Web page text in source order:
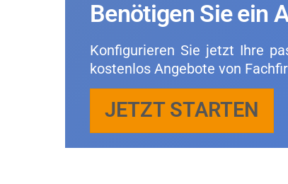
Be­nö­ti­gen Sie ein
Kon­fi­gu­rie­ren Sie jetzt Ihre
kos­ten­los An­ge­bo­te von
JETZT STAR­TEN